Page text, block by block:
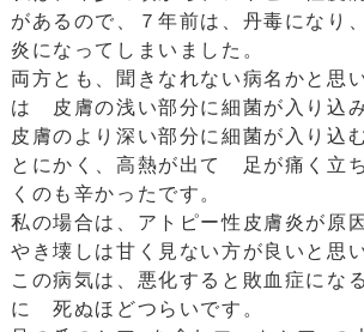
があるので、７年前は、丹毒になり
炎になってしまいました。
両方とも、聞きなれない病名かと思
は 皮膚の浅い部分に細菌が入り込
皮膚のより深い部分に細菌が入り込
とにかく、高熱が出て 足が痛く立
くのも辛かったです。
私の場合は、アトピー性皮膚炎が原
やき壊しは甘く見ない方が良いと思
この病気は、悪化すると敗血症にな
に 死ぬほどつらいです。